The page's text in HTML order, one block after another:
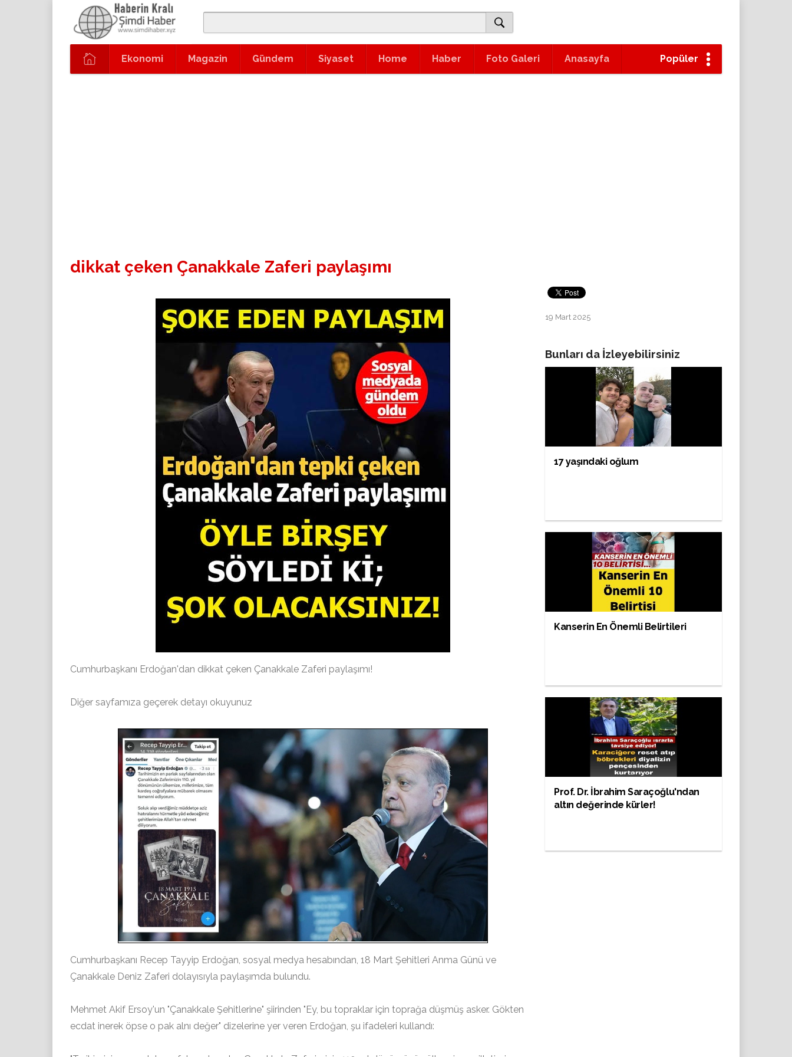
Ekonomi Magazin Gündem Siyaset Home Haber Foto Galeri Anasayfa Popüler
dikkat çeken Çanakkale Zaferi paylaşımı
Cumhurbaşkanı Erdoğan'dan dikkat çeken Çanakkale Zaferi paylaşımı!
Diğer sayfamıza geçerek detayı okuyunuz
Cumhurbaşkanı Recep Tayyip Erdoğan, sosyal medya hesabından, 18 Mart Şehitleri Anma Günü ve
Çanakkale Deniz Zaferi dolayısıyla paylaşımda bulundu.
Mehmet Akif Ersoy'un "Çanakkale Şehitlerine" şiirinden "Ey, bu topraklar için toprağa düşmüş asker. Gökten
ecdat inerek öpse o pak alnı değer" dizelerine yer veren Erdoğan, şu ifadeleri kullandı:
19 Mart 2025
Bunları da İzleyebilirsiniz
17 yaşındaki oğlum
Kanserin En Önemli Belirtileri
Prof. Dr. İbrahim Saraçoğlu'ndan
altın değerinde kürler!